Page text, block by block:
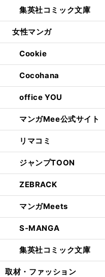
集英社コミック文庫
女性マンガ
Cookie
Cocohana
office YOU
マンガMee公式サイト
リマコミ
ジャンプTOON
ZEBRACK
マンガMeets
S-MANGA
集英社コミック文庫
取材・ファッション